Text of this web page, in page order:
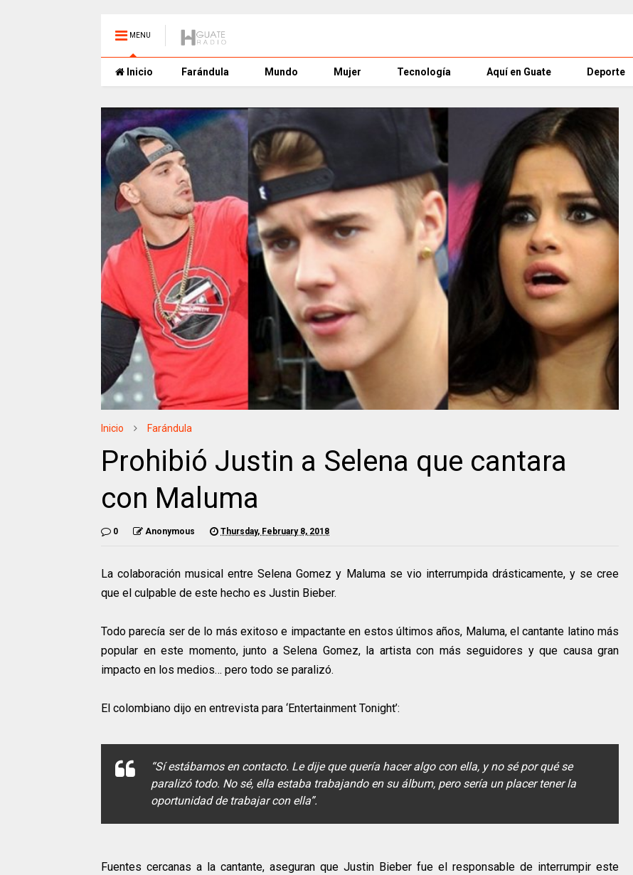
MENU
Inicio Farándula Mundo Mujer Tecnología Aquí en Guate Deporte
Inicio Farándula
Prohibió Justin a Selena que cantara
con Maluma
0 Anonymous Thursday, February 8, 2018
La colaboración musical entre Selena Gomez y Maluma se vio interrumpida drásticamente, y se cree
que el culpable de este hecho es Justin Bieber.
Todo parecía ser de lo más exitoso e impactante en estos últimos años, Maluma, el cantante latino más
popular en este momento, junto a Selena Gomez, la artista con más seguidores y que causa gran
impacto en los medios… pero todo se paralizó.
El colombiano dijo en entrevista para ‘Entertainment Tonight’:
“Sí estábamos en contacto. Le dije que quería hacer algo con ella, y no sé por qué se
paralizó todo. No sé, ella estaba trabajando en su álbum, pero sería un placer tener la
oportunidad de trabajar con ella”.
Fuentes cercanas a la cantante, aseguran que Justin Bieber fue el responsable de interrumpir este